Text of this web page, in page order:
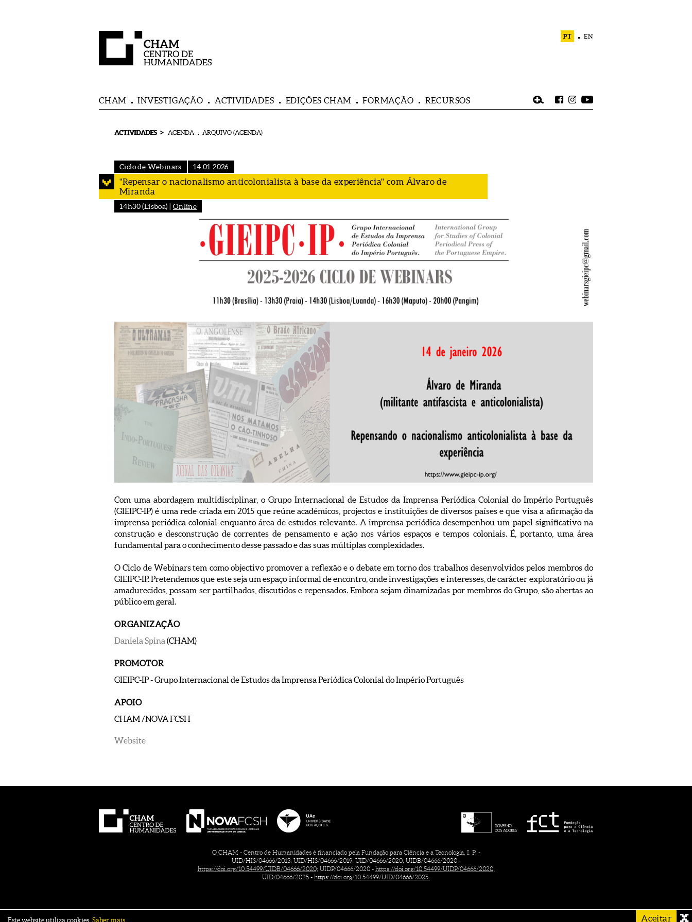
PT EN
CHAM INVESTIGAÇÃO ACTIVIDADES EDIÇÕES CHAM FORMAÇÃO RECURSOS
ACTIVIDADES > AGENDA ARQUIVO (AGENDA)
Ciclo de Webinars 14.01.2026
"Repensar o nacionalismo anticolonialista à base da experiência" com Álvaro de
Miranda
14h30 (Lisboa) | Online
Com uma abordagem multidisciplinar, o Grupo Internacional de Estudos da Imprensa Periódica Colonial do Império Português
(GIEIPC-IP) é uma rede criada em 2015 que reúne académicos, projectos e instituições de diversos países e que visa a afirmação da
imprensa periódica colonial enquanto área de estudos relevante. A imprensa periódica desempenhou um papel significativo na
construção e desconstrução de correntes de pensamento e ação nos vários espaços e tempos coloniais. É, portanto, uma área
fundamental para o conhecimento desse passado e das suas múltiplas complexidades.
O Ciclo de Webinars tem como objectivo promover a reflexão e o debate em torno dos trabalhos desenvolvidos pelos membros do
GIEIPC-IP. Pretendemos que este seja um espaço informal de encontro, onde investigações e interesses, de carácter exploratório ou já
amadurecidos, possam ser partilhados, discutidos e repensados. Embora sejam dinamizadas por membros do Grupo, são abertas ao
público em geral.
ORGANIZAÇÃO
Daniela Spina (CHAM)
PROMOTOR
GIEIPC-IP - Grupo Internacional de Estudos da Imprensa Periódica Colonial do Império Português
APOIO
CHAM /NOVA FCSH
Website
O CHAM - Centro de Humanidades é financiado pela Fundação para Ciência e a Tecnologia, I. P. -
UID/HIS/04666/2013; UID/HIS/04666/2019; UID/04666/2020; UIDB/04666/2020 -
https://doi.org/10.54499/UIDB/04666/2020; UIDP/04666/2020 - https://doi.org/10.54499/UIDP/04666/2020;
UID/04666/2025 - https://doi.org/10.54499/UID/04666/2025.
Este website utiliza cookies. Saber mais. Aceitar